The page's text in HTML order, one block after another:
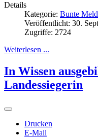
Details
Kategorie: Bunte
Veröffentlicht: 30.
Zugriffe: 2724
Weiterlesen ...
In Wissen
Landessiegerin
Drucken
E-Mail